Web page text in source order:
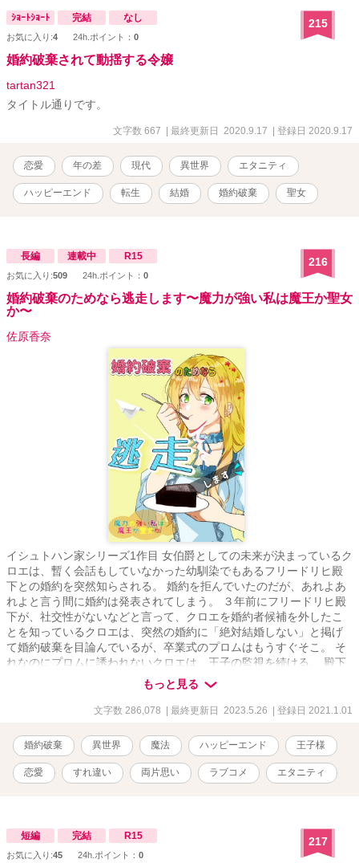
ｼｮｰﾄｼｮｰﾄ 完結 なし
お気に入り:4 24h.ポイント： 0
215
婚約破棄されて動揺する令嬢
tartan321
タイトル通りです。
文字数 667 | 最終更新日 2020.9.17 | 登録日 2020.9.17
恋愛 年の差 現代 異世界 エタニティ
ハッピーエンド 転生 結婚 婚約破棄 聖女
長編 連載中 R15
お気に入り:509 24h.ポイント： 0
216
婚約破棄のためなら逃走します〜魔力が強い私は魔王か聖女
か〜
佐原香奈
イシュトハン家シリーズ1作目 女伯爵としての未来が決まっているク
ロエは、暫く会話もしていなかった幼馴染でもあるフリードリヒ殿
下との婚約を突然知らされる。 婚約を拒んでいたのだが、あれよあ
れよと言う間に婚約は発表されてしまう。 ３年前にフリードリヒ殿
下が、社交性がないなどと言って、クロエを婚約者候補を外したこ
とを知っているクロエは、突然の婚約に「絶対結婚しない」と掲げ
て婚約破棄を目論んでいるが、卒業式のプロムはもうすぐそこ。 そ
れなのにプロムに誘われないクロエは、王子の監視を続ける。 殿下
がクロエの友人のサリーにプロムのドレスを贈ることを知ったクロ
エは、自分との結婚を隠蓑にして友人といちゃつく計画なのだと確
信する。 結婚はしたくないがプロムには出たい。 一生に一度の夢の
で微笑むのは誰なのか…
もっと見る
文字数 286,078 | 最終更新日 2023.5.26 | 登録日 2021.1.01
婚約破棄 異世界 魔法 ハッピーエンド 王子様
恋愛 すれ違い 両片思い ラブコメ エタニティ
短編 完結 R15
お気に入り:45 24h.ポイント： 0
217